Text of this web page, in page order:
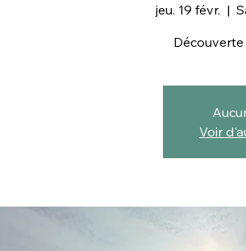
jeu. 19 févr.
  |
Voir